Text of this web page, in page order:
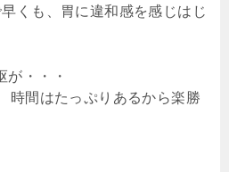
くも、胃に違和感を感じはじ
が・・・
時間はたっぷりあるから楽勝